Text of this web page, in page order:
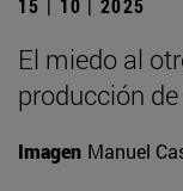
El miedo al
producción
Imagen Manuel